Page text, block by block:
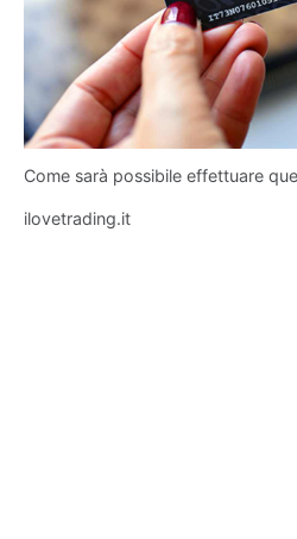
Come sarà possibile effettuare
ilovetrading.it